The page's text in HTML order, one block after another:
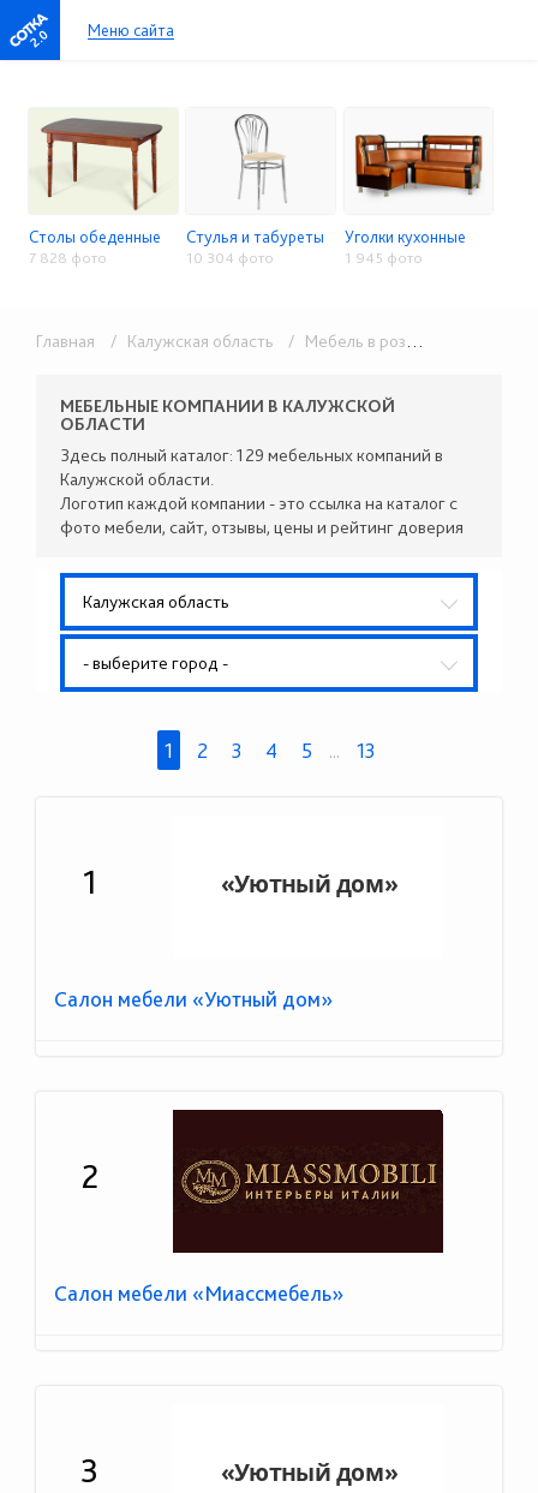
2.0 Меню сайта
Столы обеденные
7 828 фото
Стулья и табуреты
10 304 фото
Уголки кухонные
1 945 фото
Главная / Калужская область / Мебель в розницу
МЕБЕЛЬНЫЕ КОМПАНИИ В КАЛУЖСКОЙ
ОБЛАСТИ
Здесь полный каталог: 129 мебельных компаний в
Калужской области.
Логотип каждой компании - это ссылка на каталог с
фото мебели, сайт, отзывы, цены и рейтинг доверия
Калужская область
- выберите город -
1 2 3 4 5 ... 13
1
Салон мебели «Уютный дом»
2
Салон мебели «Миассмебель»
3